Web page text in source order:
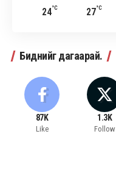
24°C 27°C
Биднийг дагаарай.
87K
Like
1.3K
Follow